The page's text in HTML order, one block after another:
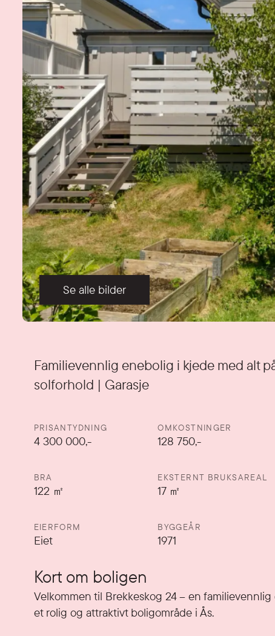
Se alle bilder
Familievennlig enebolig i kjede med alt
solforhold | Garasje
Detaljer
PRISANTYDNING
4 300 000,-
OMKOSTNINGER
128 750,-
BRA
122 ㎡
EKSTERNT BRUKSAREAL
17㎡
EIERFORM
Eiet
BYGGEÅR
1971
Kort om boligen
Velkommen til Brekkeskog 24 – en
et rolig og attraktivt boligområde i Ås.